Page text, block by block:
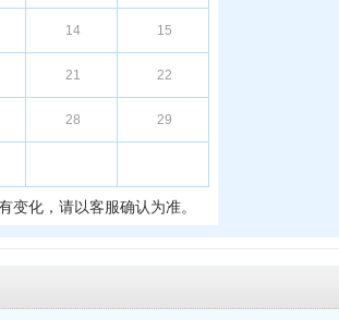
14 15
21 22
28 29
变化，请以客服确认为准。